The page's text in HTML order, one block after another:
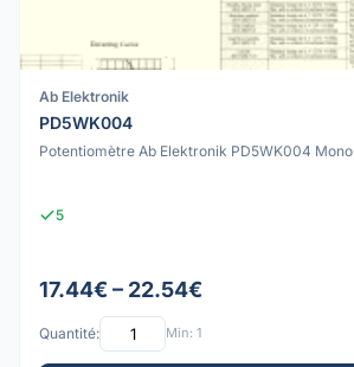
Ab Elektronik
PD5WK004
Potentiomètre Ab Elektronik PD5WK004 Mono
5
17.44€ – 22.54€
Quantité: Min: 1